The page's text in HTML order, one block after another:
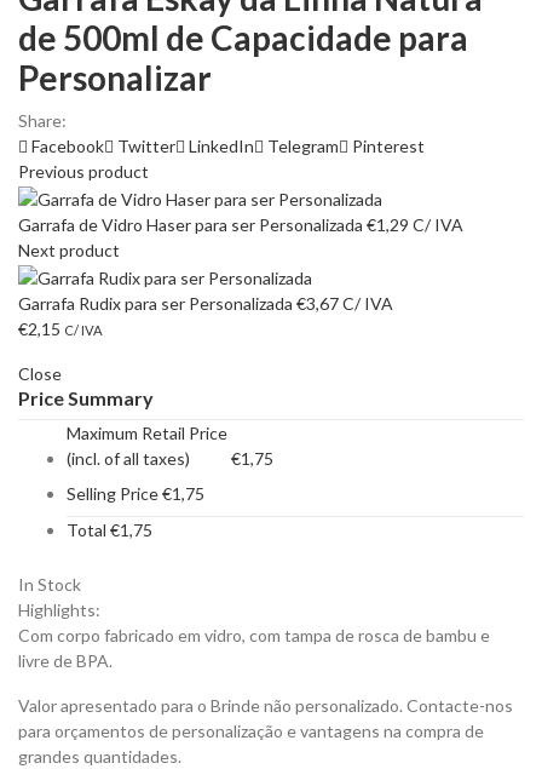
de 500ml de Capacidade para
Personalizar
Share:
Facebook
Twitter LinkedIn Telegram
Pinterest
Previous product
Garrafa de Vidro Haser para ser Personalizada €1,29 C/ IVA
Next product
Garrafa Rudix para ser Personalizada €3,67C/ IVA
€2,15 C/ IVA
Close
Price Summary
Maximum Retail Price
(incl. of all taxes)
€1,75
Selling Price€1,75
Total €1,75
In Stock
Highlights:
Com corpo fabricado em vidro, com tampa de rosca de bambu e
livre de BPA.
Valor apresentado para o Brinde não personalizado. Contacte-nos
para orçamentos de personalização e vantagens na compra de
grandes quantidades.